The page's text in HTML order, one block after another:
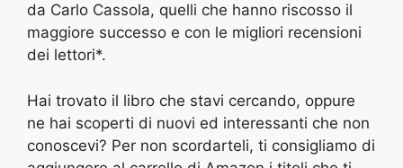
da Carlo Cassola, quelli che hanno riscosso il
maggiore successo e con le migliori recensioni
dei lettori*.
Hai trovato il libro che stavi cercando, oppure
ne hai scoperti di nuovi ed interessanti che non
conoscevi? Per non scordarteli, ti consigliamo di